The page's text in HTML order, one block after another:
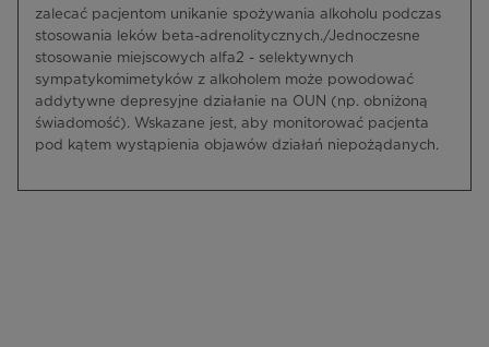
zalecać pacjentom unikanie spożywania alkoholu podczas
stosowania leków beta-adrenolitycznych./Jednoczesne
stosowanie miejscowych alfa2 - selektywnych
sympatykomimetyków z alkoholem może powodować
addytywne depresyjne działanie na OUN (np. obniżoną
świadomość). Wskazane jest, aby monitorować pacjenta
pod kątem wystąpienia objawów działań niepożądanych.